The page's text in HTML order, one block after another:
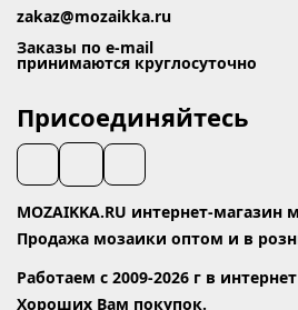
zakaz@mozaikka.ru
Заказы по e-mail
принимаются круглосуточно
Присоединяйтесь
MOZAIKKA.RU интернет-магазин
Продажа мозаики оптом и в
Работаем с 2009-2026 г в
Хороших Вам покупок.